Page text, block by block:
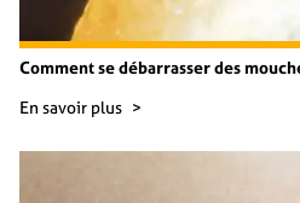
Comment se débarrasser des
En savoir plus